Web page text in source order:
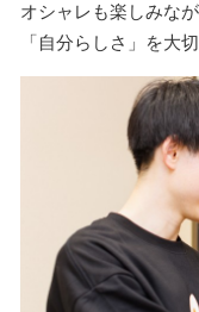
オシャレも楽しみな
「自分らしさ」を大